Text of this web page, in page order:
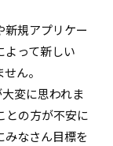
新規アプリケー
よって新しい
ん。
変に思われま
との方が不安に
みなさん目標を